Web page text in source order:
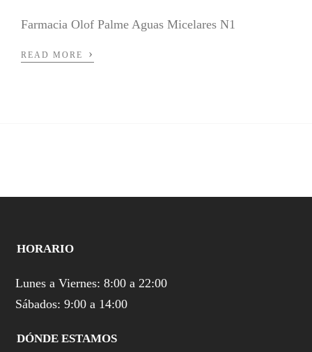
Farmacia Olof Palme Aguas Micelares N1
READ MORE ›
HORARIO
Lunes a Viernes: 8:00 a 22:00
Sábados: 9:00 a 14:00
DÓNDE ESTAMOS